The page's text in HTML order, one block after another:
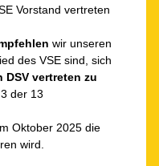
Vorstand vertreten
wir unseren
des VSE sind, sich
DSV vertreten zu
der 13
Oktober 2025 die
wird.